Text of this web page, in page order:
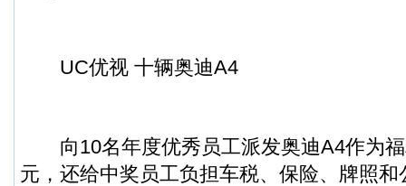
UC优视 十辆奥迪A4
向10名年度优秀员工派发奥迪A4作为福
元，还给中奖员工负担车税、保险、牌照和